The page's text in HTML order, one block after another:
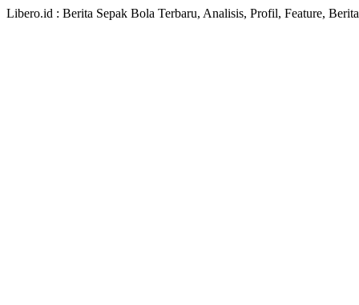
Libero.id : Berita Sepak Bola Terbaru, Analisis, Profil, Feature,